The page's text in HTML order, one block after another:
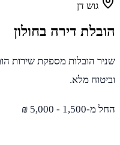
גוש דן
הובלת דירה בחולון
שניר הובלות מספקת שירות
וביטוח מלא.
החל מ-1,500 - 5,000 ₪